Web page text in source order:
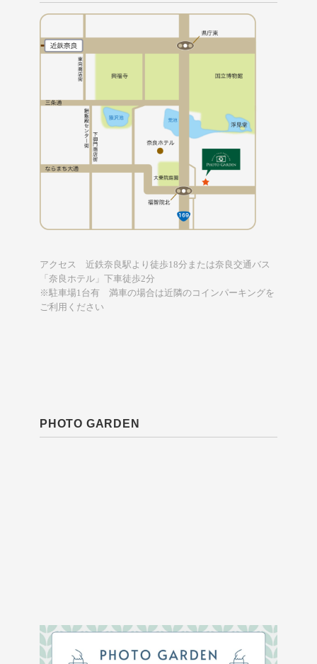
アクセス 近鉄奈良駅より徒歩18分または奈良交通バス
「奈良ホテル」下車徒歩2分
※駐車場1台有 満車の場合は近隣のコインパーキングを
ご利用ください
PHOTO GARDEN